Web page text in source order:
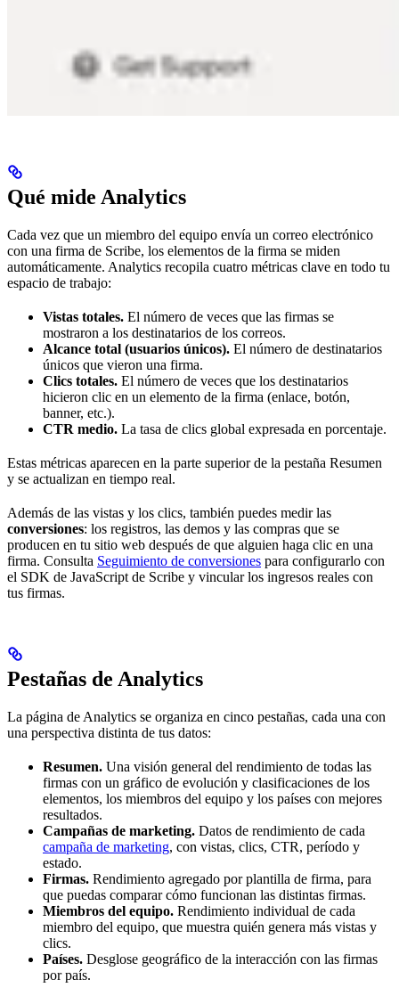
Qué mide Analytics
Cada vez que un miembro del equipo envía un correo electrónico
con una firma de Scribe, los elementos de la firma se miden
automáticamente. Analytics recopila cuatro métricas clave en todo tu
espacio de trabajo:
Vistas totales. El número de veces que las firmas se
mostraron a los destinatarios de los correos.
Alcance total (usuarios únicos). El número de destinatarios
únicos que vieron una firma.
Clics totales. El número de veces que los destinatarios
hicieron clic en un elemento de la firma (enlace, botón,
banner, etc.).
CTR medio. La tasa de clics global expresada en porcentaje.
Estas métricas aparecen en la parte superior de la pestaña Resumen
y se actualizan en tiempo real.
Además de las vistas y los clics, también puedes medir las
conversiones: los registros, las demos y las compras que se
producen en tu sitio web después de que alguien haga clic en una
firma. Consulta Seguimiento de conversiones para configurarlo con
el SDK de JavaScript de Scribe y vincular los ingresos reales con
tus firmas.
Pestañas de Analytics
La página de Analytics se organiza en cinco pestañas, cada una con
una perspectiva distinta de tus datos:
Resumen. Una visión general del rendimiento de todas las
firmas con un gráfico de evolución y clasificaciones de los
elementos, los miembros del equipo y los países con mejores
resultados.
Campañas de marketing. Datos de rendimiento de cada
campaña de marketing, con vistas, clics, CTR, período y
estado.
Firmas. Rendimiento agregado por plantilla de firma, para
que puedas comparar cómo funcionan las distintas firmas.
Miembros del equipo. Rendimiento individual de cada
miembro del equipo, que muestra quién genera más vistas y
clics.
Países. Desglose geográfico de la interacción con las firmas
por país.